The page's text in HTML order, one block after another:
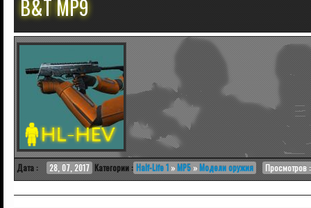
B&T MP9
Дата : 28, 07, 2017 Категории : Half-Life 1 »MP5 »Модели оружия Просмотров